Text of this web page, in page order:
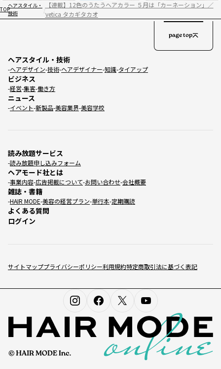
TOP
ヘアスタイル・
技術
【連載】12色のうたうヘアカラー ５月は「カーネーション」／
vetica タカギタカオ
サイトマッププライバシーポリシー利用規約特定商取引法に基づく表記
ヘアスタイル・技術
ヘアデザイン 技術 ヘアデザイナー 知識 タイアップ
ビジネス
経営 集客 働き方
ニュース
イベント 新製品 美容業界 美容学校
読み放題サービス
読み放題申し込みフォーム
ヘアモード社とは
事業内容 広告掲載について お問い合わせ 会社概要
雑誌・書籍
HAIR MODE 美容の経営プラン 単行本 定期購読
よくある質問
ログイン
page top